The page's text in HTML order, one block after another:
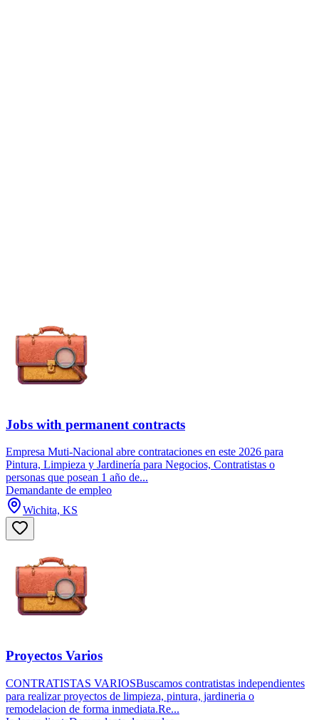
Jobs with permanent contracts
Empresa Muti-Nacional abre contrataciones en este 2026 para
Pintura, Limpieza y Jardinería para Negocios, Contratistas o
personas que posean 1 año de...
Demandante de empleo
Wichita, KS
Proyectos Varios
CONTRATISTAS VARIOSBuscamos contratistas independientes
para realizar proyectos de limpieza, pintura, jardineria o
remodelacion de forma inmediata.Re...